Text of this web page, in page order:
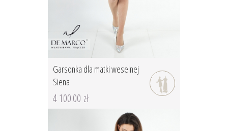
Garsonka dla matki weselnej
Siena
4 100.00 zł